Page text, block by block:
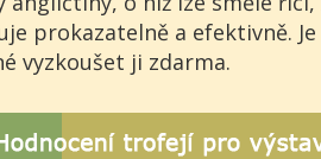
prokazatelně a efektivně. Je
vyzkoušet ji zdarma.